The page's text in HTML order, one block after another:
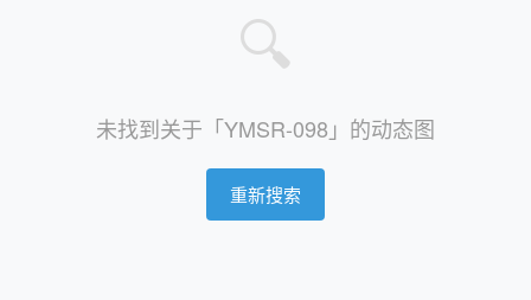
🔍
未找到关于「YMSR-098」的动态图
重新搜索